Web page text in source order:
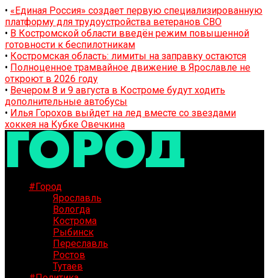
• «Единая Россия» создает первую специализированную
платформу для трудоустройства ветеранов СВО
• В Костромской области введён режим повышенной
готовности к беспилотникам
• Костромская область: лимиты на заправку остаются
• Полноценное трамвайное движение в Ярославле не
откроют в 2026 году
• Вечером 8 и 9 августа в Костроме будут ходить
дополнительные автобусы
• Илья Горохов выйдет на лед вместе со звездами
хоккея на Кубке Овечкина
#Город
Ярославль
Вологда
Кострома
Рыбинск
Переславль
Ростов
Тутаев